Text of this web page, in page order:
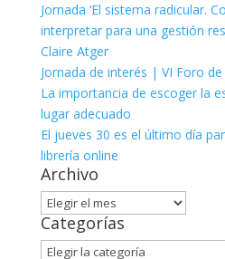
Jornada ‘El sistema radicular.
interpretar para una gestión
Claire Atger
Jornada de interés | VI Foro
La importancia de escoger la
lugar adecuado
El jueves 30 es el último día
librería online
Archivo
Archivo
Categorías
Categorías